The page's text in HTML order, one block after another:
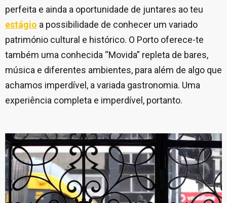
perfeita e ainda a oportunidade de juntares ao teu
estágio a possibilidade de conhecer um variado
património cultural e histórico. O Porto oferece-te
também uma conhecida “Movida” repleta de bares,
música e diferentes ambientes, para além de algo que
achamos imperdível, a variada gastronomia. Uma
experiência completa e imperdível, portanto.